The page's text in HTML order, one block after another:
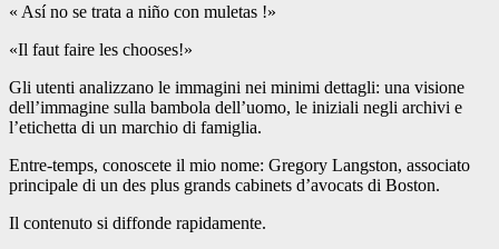
« Así no se trata a niño con muletas !»
«Il faut faire les chooses!»
Gli utenti analizzano le immagini nei minimi dettagli: una visione
dell’immagine sulla bambola dell’uomo, le iniziali negli archivi e
l’etichetta di un marchio di famiglia.
Entre-temps, conoscete il mio nome: Gregory Langston, associato
principale di un des plus grands cabinets d’avocats di Boston.
Il contenuto si diffonde rapidamente.